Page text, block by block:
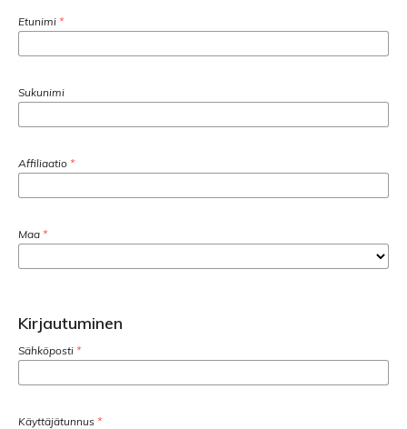
Etunimi *
Sukunimi
Affiliaatio *
Maa *
Kirjautuminen
Sähköposti *
Käyttäjätunnus *